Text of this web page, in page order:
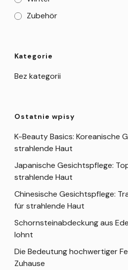
Zubehör
Kategorie
Bez kategorii
Ostatnie wpisy
K-Beauty Basics: Koreanische
strahlende Haut
Japanische Gesichtspflege:
strahlende Haut
Chinesische Gesichtspflege:
für strahlende Haut
Schornsteinabdeckung aus
lohnt
Die Bedeutung hochwertiger
Zuhause